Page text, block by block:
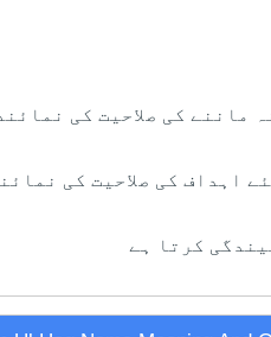
ماننے کی صلاحیت کی
اہداف کی صلاحیت کی
کرتا ہے